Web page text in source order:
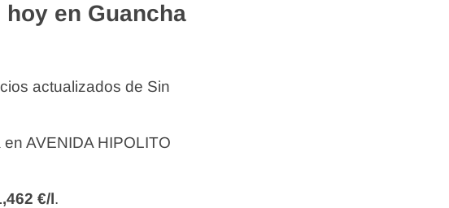
en Guancha
actualizados de Sin
en AVENIDA HIPOLITO
€/l.